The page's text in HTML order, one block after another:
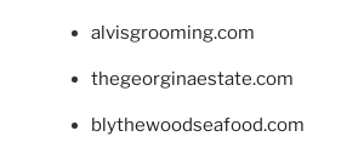
alvisgrooming.com
thegeorginaestate.com
blythewoodseafood.com